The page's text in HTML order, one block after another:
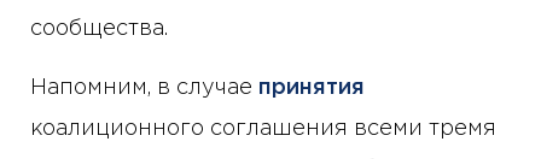
сообщества.
Напомним, в случае принятия
коалиционного соглашения всеми тремя